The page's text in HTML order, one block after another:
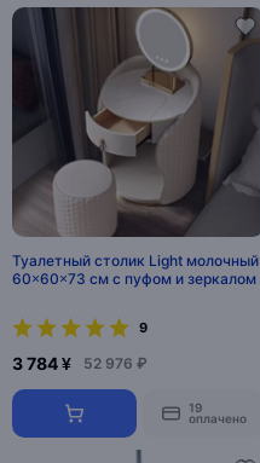
Туалетный столик Light молочный
60×60×73 см с пуфом и зеркалом
9
3 784 ¥ 52 976 ₽
19
оплачено